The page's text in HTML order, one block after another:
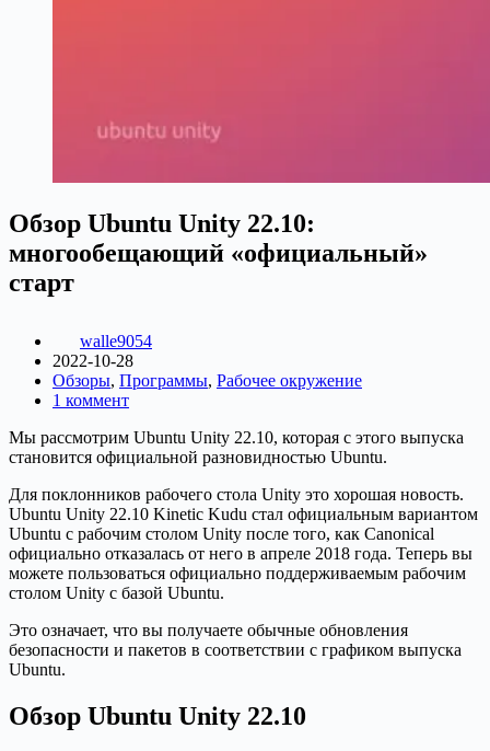
Обзор Ubuntu Unity 22.10:
многообещающий «официальный»
старт
walle9054
2022-10-28
Обзоры, Программы, Рабочее окружение
1 коммент
Мы рассмотрим Ubuntu Unity 22.10, которая с этого выпуска
становится официальной разновидностью Ubuntu.
Для поклонников рабочего стола Unity это хорошая новость.
Ubuntu Unity 22.10 Kinetic Kudu стал официальным вариантом
Ubuntu с рабочим столом Unity после того, как Canonical
официально отказалась от него в апреле 2018 года. Теперь вы
можете пользоваться официально поддерживаемым рабочим
столом Unity с базой Ubuntu.
Это означает, что вы получаете обычные обновления
безопасности и пакетов в соответствии с графиком выпуска
Ubuntu.
Обзор Ubuntu Unity 22.10